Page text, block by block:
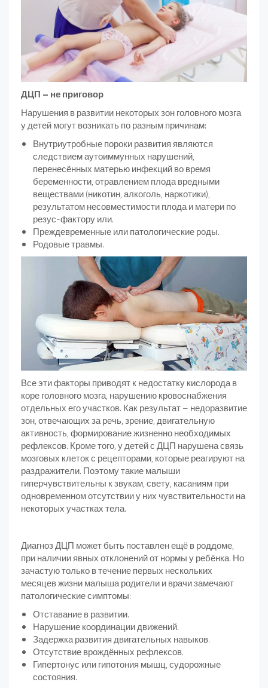
ДЦП – не приговор
Нарушения в развитии некоторых зон головного мозга
у детей могут возникать по разным причинам:
Внутриутробные пороки развития являются
следствием аутоиммунных нарушений,
перенесённых матерью инфекций во время
беременности, отравлением плода вредными
веществами (никотин, алкоголь, наркотики),
результатом несовместимости плода и матери по
резус-фактору или.
Преждевременные или патологические роды.
Родовые травмы.
Все эти факторы приводят к недостатку кислорода в
коре головного мозга, нарушению кровоснабжения
отдельных его участков. Как результат – недоразвитие
зон, отвечающих за речь, зрение, двигательную
активность, формирование жизненно необходимых
рефлексов. Кроме того, у детей с ДЦП нарушена связь
мозговых клеток с рецепторами, которые реагируют на
раздражители. Поэтому такие малыши
гиперчувствительны к звукам, свету, касаниям при
одновременном отсутствии у них чувствительности на
некоторых участках тела.
Диагноз ДЦП может быть поставлен ещё в роддоме,
при наличии явных отклонений от нормы у ребёнка. Но
зачастую только в течение первых нескольких
месяцев жизни малыша родители и врачи замечают
патологические симптомы:
Отставание в развитии.
Нарушение координации движений.
Задержка развития двигательных навыков.
Отсутствие врождённых рефлексов.
Гипертонус или гипотония мышц, судорожные
состояния.